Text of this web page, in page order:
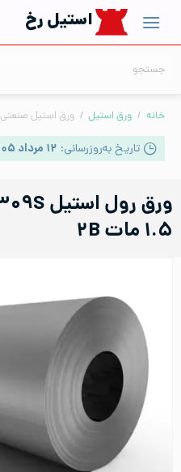
content
استیل رخ
خانه / ورق استیل / ورق استیل صنعتی
تاریخ به‌روزرسانی: ۱۲ مرداد ۱۴۰۵ | ۱۶:۳۳
۱.۵ مات ۲B